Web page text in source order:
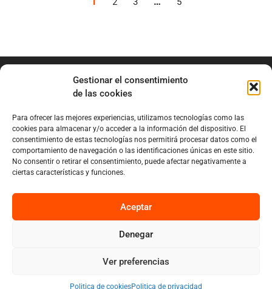
Gestionar el consentimiento
de las cookies
Para ofrecer las mejores experiencias, utilizamos tecnologías como las
cookies para almacenar y/o acceder a la información del dispositivo. El
consentimiento de estas tecnologías nos permitirá procesar datos como el
comportamiento de navegación o las identificaciones únicas en este sitio.
No consentir o retirar el consentimiento, puede afectar negativamente a
ciertas características y funciones.
Aceptar
Denegar
Ver preferencias
Politica de cookiesPolitica de privacidad
info@marianobraga.com
BRAGA Academia
Podcast
Sobre Mariano
Diseño por Nuvolab Studio